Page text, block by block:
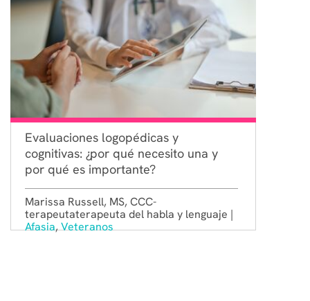
Evaluaciones logopédicas y
cognitivas: ¿por qué necesito una y
por qué es importante?
Marissa Russell, MS, CCC-
terapeutaterapeuta del habla y lenguaje |
Afasia,Veteranos